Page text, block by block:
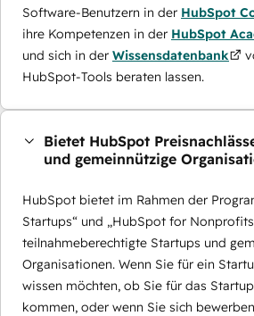
Software-Benutzern in der HubSpot
ihre Kompetenzen in der HubSpot
und sich in der Wissensdatenbank
HubSpot-Tools beraten lassen.
Bietet HubSpot
und gemeinnützige
HubSpot bietet im Rahmen der
Startups“ und „HubSpot for
teilnahmeberechtigte Startups und
Organisationen. Wenn Sie für ein
wissen möchten, ob Sie für das
kommen, oder wenn Sie sich